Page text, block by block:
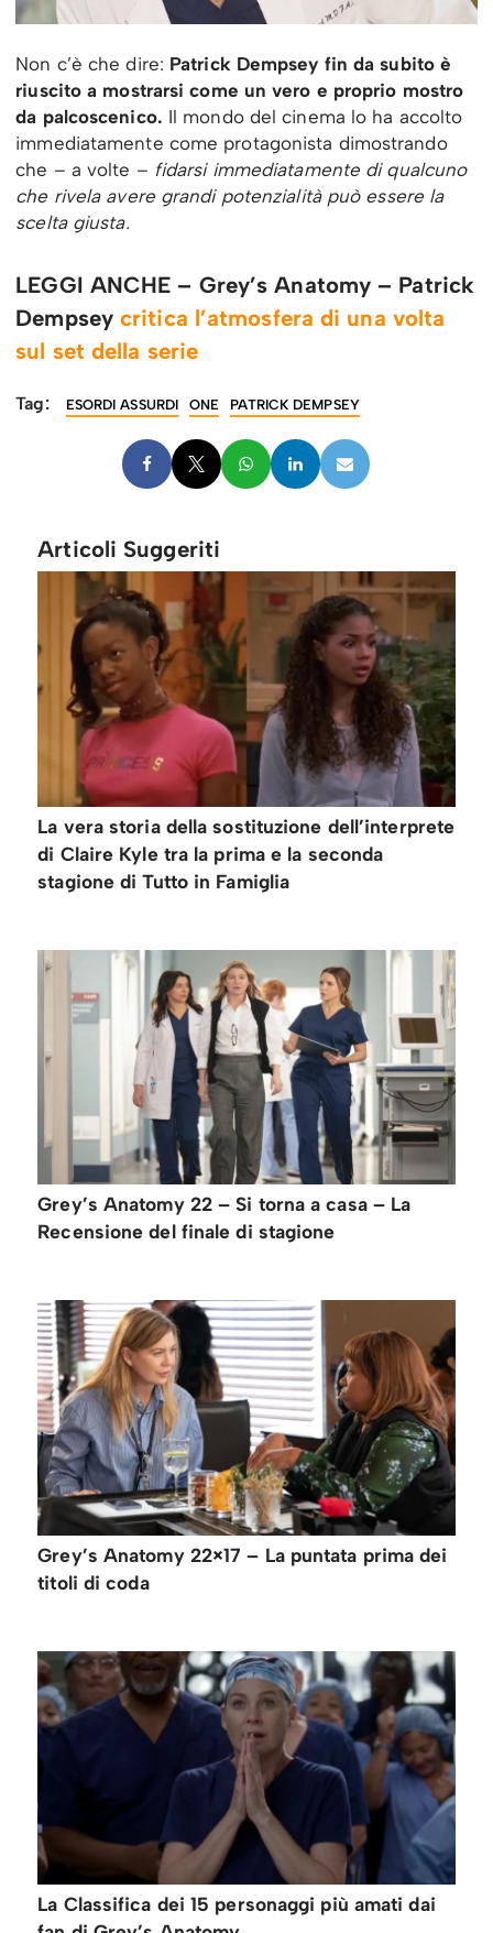
Non c’è che dire: Patrick Dempsey fin da subito è
riuscito a mostrarsi come un vero e proprio mostro
da palcoscenico. Il mondo del cinema lo ha accolto
immediatamente come protagonista dimostrando
che – a volte – fidarsi immediatamente di qualcuno
che rivela avere grandi potenzialità può essere la
scelta giusta.
LEGGI ANCHE – Grey’s Anatomy – Patrick
Dempseycritica l’atmosfera di una volta
sul set della serie
Tag: ESORDI ASSURDI ONE PATRICK DEMPSEY
Articoli Suggeriti
La vera storia della sostituzione dell’interprete
di Claire Kyle tra la prima e la seconda
stagione di Tutto in Famiglia
Grey’s Anatomy 22 – Si torna a casa – La
Recensione del finale di stagione
Grey’s Anatomy 22×17 – La puntata prima dei
titoli di coda
La Classifica dei 15 personaggi più amati dai